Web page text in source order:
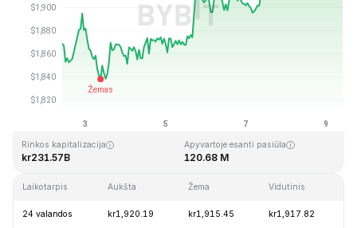
Paskutinį kartą atnaujinta: 2026-08-09, 10:03 GMT+0
Rinkos kapitalizacija
kr231.57B
Apyvartoje esanti pasiūla
120.68 M
Laikotarpis Aukšta Žema Vidutinis
24 valandos kr1,920.19 kr1,915.45 kr1,917.82